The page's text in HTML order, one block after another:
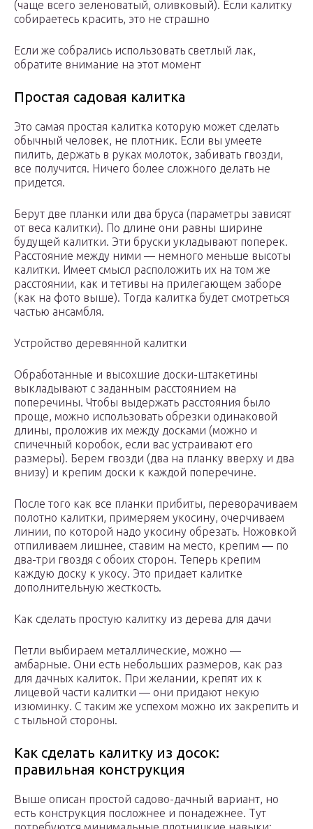
(чаще всего зеленоватый, оливковый). Если калитку
собираетесь красить, это не страшно
Если же собрались использовать светлый лак,
обратите внимание на этот момент
Простая садовая калитка
Это самая простая калитка которую может сделать
обычный человек, не плотник. Если вы умеете
пилить, держать в руках молоток, забивать гвозди,
все получится. Ничего более сложного делать не
придется.
Берут две планки или два бруса (параметры зависят
от веса калитки). По длине они равны ширине
будущей калитки. Эти бруски укладывают поперек.
Расстояние между ними — немного меньше высоты
калитки. Имеет смысл расположить их на том же
расстоянии, как и тетивы на прилегающем заборе
(как на фото выше). Тогда калитка будет смотреться
частью ансамбля.
Устройство деревянной калитки
Обработанные и высохшие доски-штакетины
выкладывают с заданным расстоянием на
поперечины. Чтобы выдержать расстояния было
проще, можно использовать обрезки одинаковой
длины, проложив их между досками (можно и
спичечный коробок, если вас устраивают его
размеры). Берем гвозди (два на планку вверху и два
внизу) и крепим доски к каждой поперечине.
После того как все планки прибиты, переворачиваем
полотно калитки, примеряем укосину, очерчиваем
линии, по которой надо укосину обрезать. Ножовкой
отпиливаем лишнее, ставим на место, крепим — по
два-три гвоздя с обоих сторон. Теперь крепим
каждую доску к укосу. Это придает калитке
дополнительную жесткость.
Как сделать простую калитку из дерева для дачи
Петли выбираем металлические, можно —
амбарные. Они есть небольших размеров, как раз
для дачных калиток. При желании, крепят их к
лицевой части калитки — они придают некую
изюминку. С таким же успехом можно их закрепить и
с тыльной стороны.
Как сделать калитку из досок:
правильная конструкция
Выше описан простой садово-дачный вариант, но
есть конструкция посложнее и понадежнее. Тут